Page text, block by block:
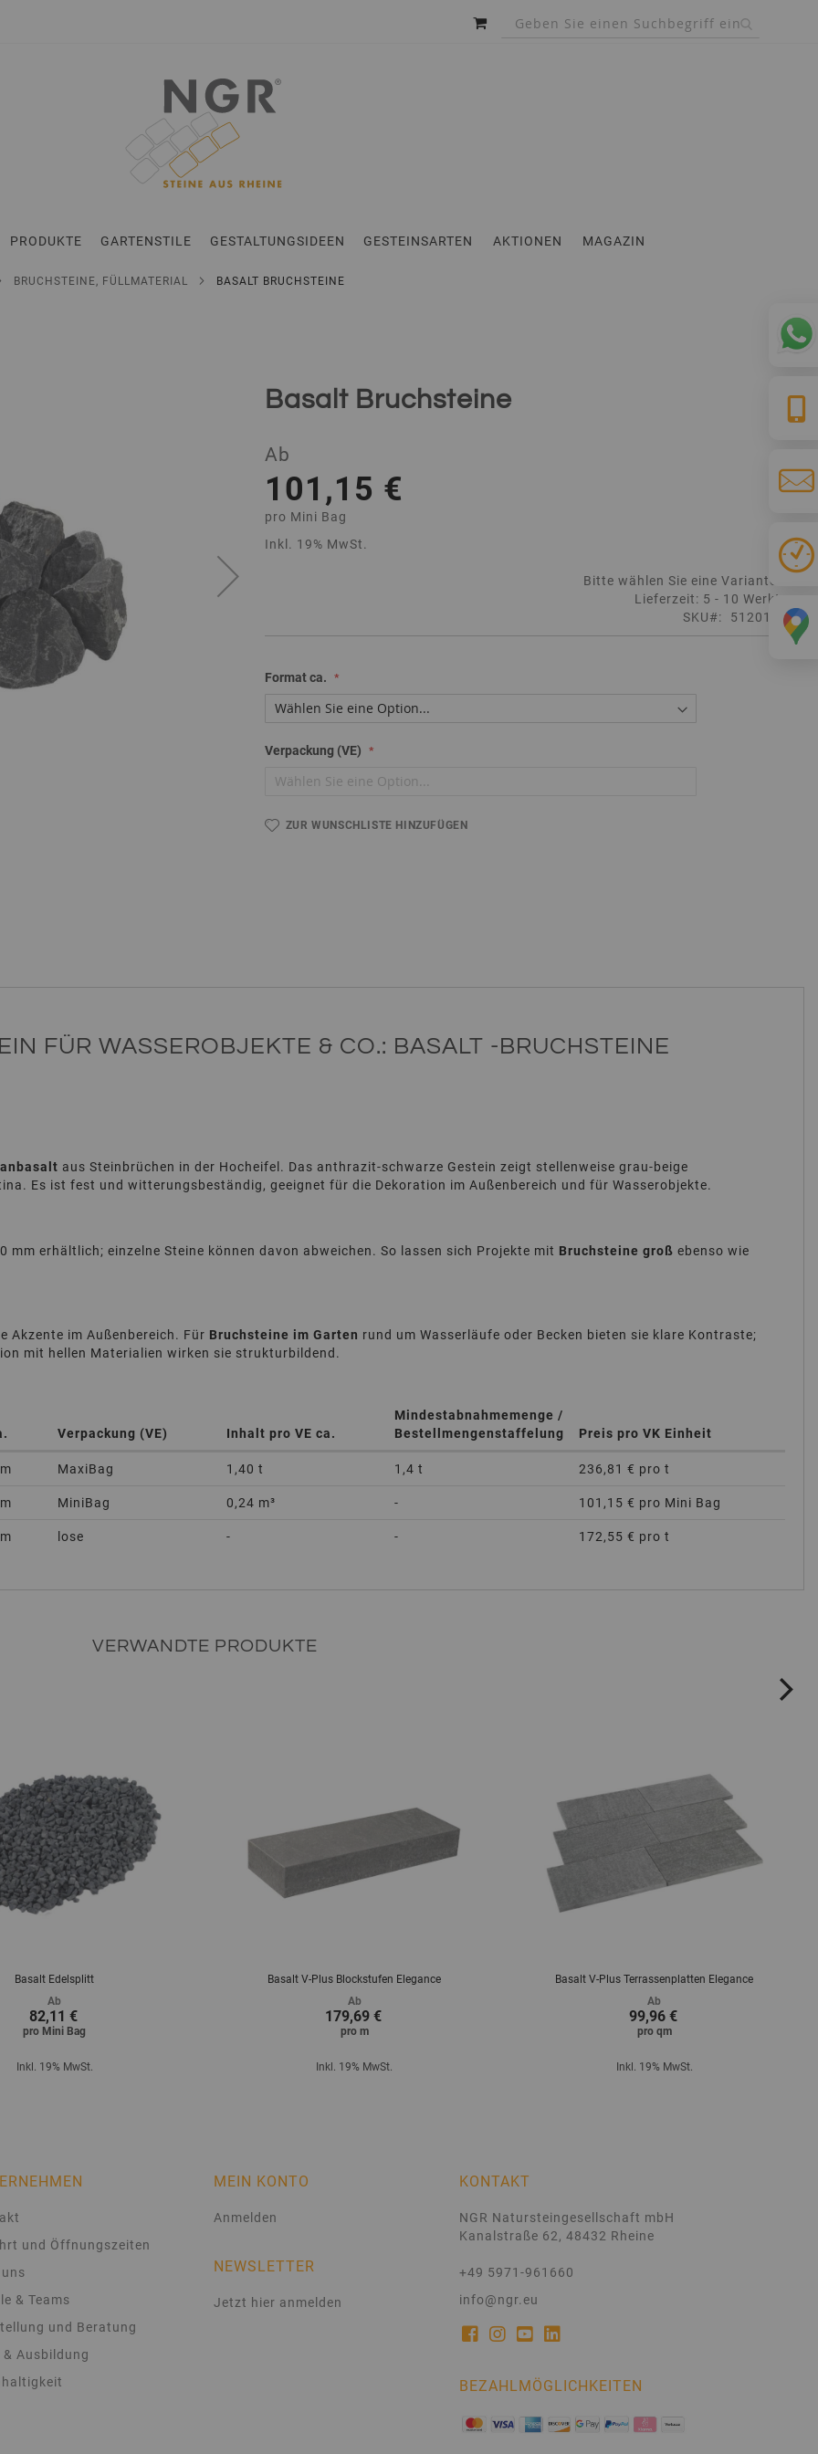
PRODUKTE GARTENSTILE GESTALTUNGSIDEEN GESTEINSARTEN AKTIONEN MAGAZIN
BRUCHSTEINE, FÜLLMATERIAL BASALT BRUCHSTEINE
Basalt Bruchsteine
Ab
101,15 €
pro Mini Bag
Inkl. 19% MwSt.
Bitte wählen Sie eine Variante aus
Lieferzeit: 5 - 10 Werktage
SKU
512010143
Format ca.
Verpackung (VE)
ZUR WUNSCHLISTE HINZUFÜGEN
FÜR WASSEROBJEKTE & CO.: BASALT -BRUCHSTEINE
aus Steinbrüchen in der Hocheifel. Das anthrazit-schwarze Gestein zeigt stellenweise grau-beige
Es ist fest und witterungsbeständig, geeignet für die Dekoration im Außenbereich und für Wasserobjekte.
mm erhältlich; einzelne Steine können davon abweichen. So lassen sich Projekte mit Bruchsteine groß ebenso wie
Akzente im Außenbereich. Für Bruchsteine im Garten rund um Wasserläufe oder Becken bieten sie klare Kontraste;
mit hellen Materialien wirken sie strukturbildend.
Verpackung (VE) Inhalt pro VE ca.
Mindestabnahmemenge /
Bestellmengenstaffelung
Preis pro VK Einheit
MaxiBag 1,40 t 1,4 t 236,81 € pro t
MiniBag 0,24 m³ - 101,15 € pro Mini Bag
lose - - 172,55 € pro t
VERWANDTE PRODUKTE
Basalt Edelsplitt
Ab
82,11 €
pro Mini Bag
Inkl. 19% MwSt.
Basalt V-Plus Blockstufen Elegance
Ab
179,69 €
pro m
Inkl. 19% MwSt.
Basalt V-Plus Terrassenplatten Elegance
Ab
99,96 €
pro qm
Inkl. 19% MwSt.
und Öffnungszeiten
& Teams
und Beratung
Ausbildung
MEIN KONTO
Anmelden
NEWSLETTER
Jetzt hier anmelden
KONTAKT
NGR Natursteingesellschaft mbH
Kanalstraße 62, 48432 Rheine
+49 5971-961660
info@ngr.eu
BEZAHLMÖGLICHKEITEN